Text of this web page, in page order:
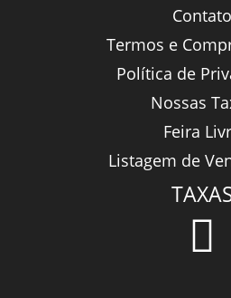
Contato
Termos e
Política de
Nossas
Feira
Listagem de